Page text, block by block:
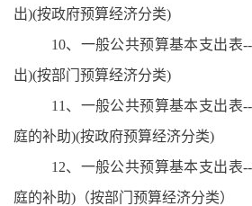
出)(按政府预算经济分类)
10、一般公共预算基本支出表
出)(按部门预算经济分类)
11、一般公共预算基本支出表
庭的补助)(按政府预算经济分类)
12、一般公共预算基本支出表
庭的补助)（按部门预算经济分类）